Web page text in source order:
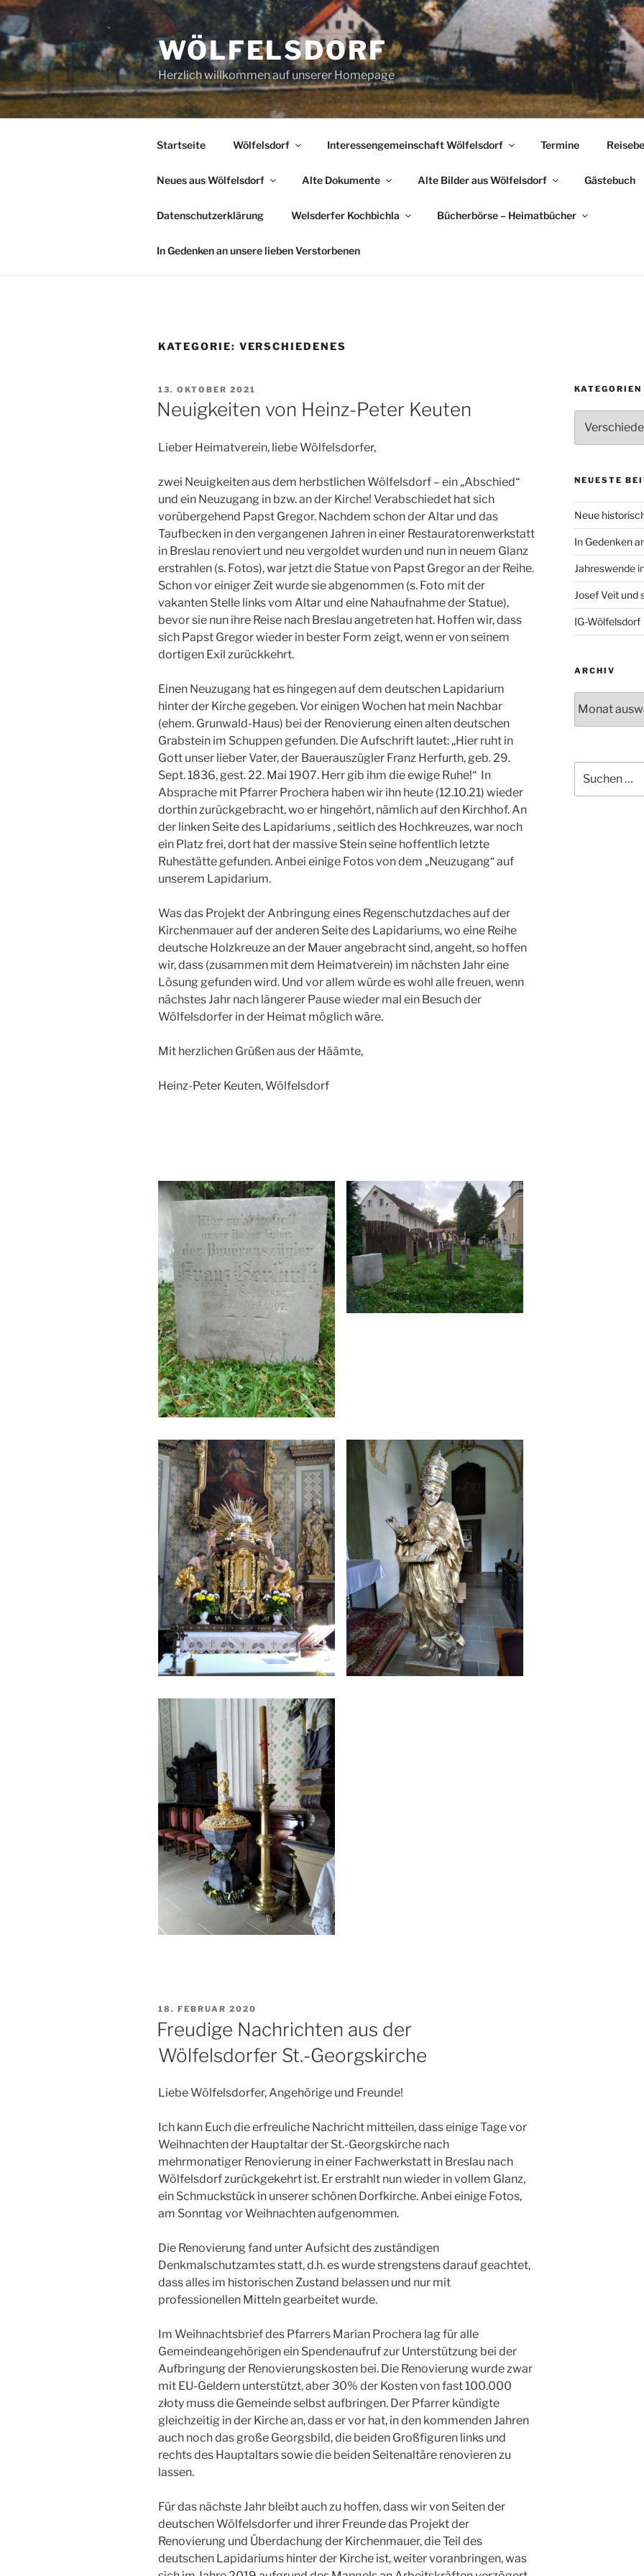
Zum
Inhalt
springen
WÖLFELSDORF
Herzlich willkommen auf unserer Homepage
Startseite Wölfelsdorf Interessengemeinschaft Wölfelsdorf Termine
Neues aus Wölfelsdorf Alte Dokumente Alte Bilder aus Wölfelsdorf Gästebuch
Datenschutzerklärung Welsderfer Kochbichla Bücherbörse – Heimatbücher
In Gedenken an unsere lieben Verstorbenen
KATEGORIE: VERSCHIEDENES
VERÖFFENTLICHT
AM
13. OKTOBER 2021
Neuigkeiten von Heinz-Peter Keuten
Lieber Heimatverein, liebe Wölfelsdorfer,
zwei Neuigkeiten aus dem herbstlichen Wölfelsdorf – ein „Abschied“
und ein Neuzugang in bzw. an der Kirche! Verabschiedet hat sich
vorübergehend Papst Gregor. Nachdem schon der Altar und das
Taufbecken in den vergangenen Jahren in einer Restauratorenwerkstatt
in Breslau renoviert und neu vergoldet wurden und nun in neuem Glanz
erstrahlen (s. Fotos), war jetzt die Statue von Papst Gregor an der Reihe.
Schon vor einiger Zeit wurde sie abgenommen (s. Foto mit der
vakanten Stelle links vom Altar und eine Nahaufnahme der Statue),
bevor sie nun ihre Reise nach Breslau angetreten hat. Hoffen wir, dass
sich Papst Gregor wieder in bester Form zeigt, wenn er von seinem
dortigen Exil zurückkehrt.
Einen Neuzugang hat es hingegen auf dem deutschen Lapidarium
hinter der Kirche gegeben. Vor einigen Wochen hat mein Nachbar
(ehem. Grunwald-Haus) bei der Renovierung einen alten deutschen
Grabstein im Schuppen gefunden. Die Aufschrift lautet: „Hier ruht in
Gott unser lieber Vater, der Bauerauszügler Franz Herfurth, geb. 29.
Sept. 1836, gest. 22. Mai 1907. Herr gib ihm die ewige Ruhe!“ In
Absprache mit Pfarrer Prochera haben wir ihn heute (12.10.21) wieder
dorthin zurückgebracht, wo er hingehört, nämlich auf den Kirchhof. An
der linken Seite des Lapidariums , seitlich des Hochkreuzes, war noch
ein Platz frei, dort hat der massive Stein seine hoffentlich letzte
Ruhestätte gefunden. Anbei einige Fotos von dem „Neuzugang“ auf
unserem Lapidarium.
Was das Projekt der Anbringung eines Regenschutzdaches auf der
Kirchenmauer auf der anderen Seite des Lapidariums, wo eine Reihe
deutsche Holzkreuze an der Mauer angebracht sind, angeht, so hoffen
wir, dass (zusammen mit dem Heimatverein) im nächsten Jahr eine
Lösung gefunden wird. Und vor allem würde es wohl alle freuen, wenn
nächstes Jahr nach längerer Pause wieder mal ein Besuch der
Wölfelsdorfer in der Heimat möglich wäre.
Mit herzlichen Grüßen aus der Häämte,
Heinz-Peter Keuten, Wölfelsdorf
VERÖFFENTLICHT
AM
18. FEBRUAR 2020
Freudige Nachrichten aus der
Wölfelsdorfer St.-Georgskirche
Liebe Wölfelsdorfer, Angehörige und Freunde!
Ich kann Euch die erfreuliche Nachricht mitteilen, dass einige Tage vor
Weihnachten der Hauptaltar der St.-Georgskirche nach
mehrmonatiger Renovierung in einer Fachwerkstatt in Breslau nach
Wölfelsdorf zurückgekehrt ist. Er erstrahlt nun wieder in vollem Glanz,
ein Schmuckstück in unserer schönen Dorfkirche. Anbei einige Fotos,
am Sonntag vor Weihnachten aufgenommen.
Die Renovierung fand unter Aufsicht des zuständigen
Denkmalschutzamtes statt, d.h. es wurde strengstens darauf geachtet,
dass alles im historischen Zustand belassen und nur mit
professionellen Mitteln gearbeitet wurde.
Im Weihnachtsbrief des Pfarrers Marian Prochera lag für alle
Gemeindeangehörigen ein Spendenaufruf zur Unterstützung bei der
Aufbringung der Renovierungskosten bei. Die Renovierung wurde zwar
mit EU-Geldern unterstützt, aber 30% der Kosten von fast 100.000
złoty muss die Gemeinde selbst aufbringen. Der Pfarrer kündigte
gleichzeitig in der Kirche an, dass er vor hat, in den kommenden Jahren
auch noch das große Georgsbild, die beiden Großfiguren links und
rechts des Hauptaltars sowie die beiden Seitenaltäre renovieren zu
lassen.
Für das nächste Jahr bleibt auch zu hoffen, dass wir von Seiten der
deutschen Wölfelsdorfer und ihrer Freunde das Projekt der
Renovierung und Überdachung der Kirchenmauer, die Teil des
deutschen Lapidariums hinter der Kirche ist, weiter voranbringen, was
KATEGORIEN
NEUESTE
Neue
In Gedenken
Jahreswende
Josef Veit und
IG-Wölfelsdorf
ARCHIV
nach: